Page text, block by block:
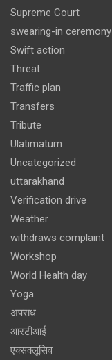
Supreme Court
swearing-in ceremony
Swift action
Threat
Traffic plan
Transfers
Tribute
Ulatimatum
Uncategorized
uttarakhand
Verification drive
Weather
withdraws complaint
Workshop
World Health day
Yoga
अपराध
आरटीआई
एक्सक्लूसिव